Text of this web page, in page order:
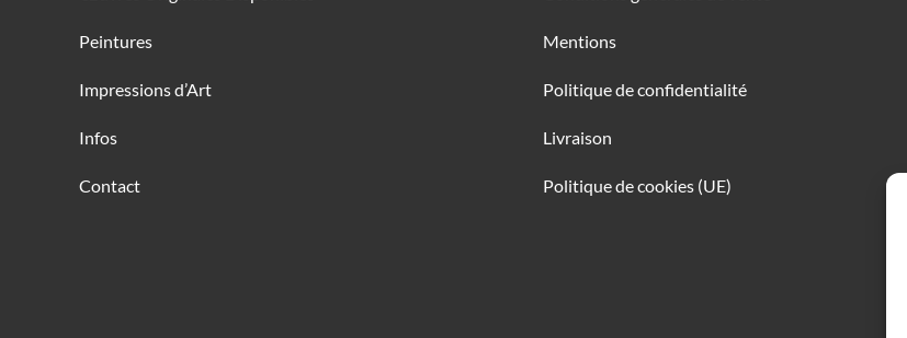
Peintures
Impressions d’Art
Infos
Contact
Mentions
Politique de confidentialité
Livraison
Politique de cookies (UE)